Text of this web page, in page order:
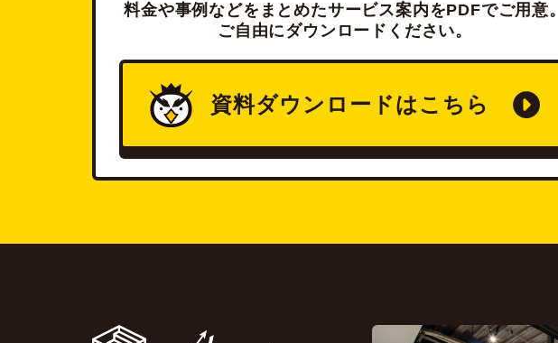
料金や事例などをまとめたサービス案内をPDFでご用意。
ご自由にダウンロードください。
資料ダウンロードはこちら